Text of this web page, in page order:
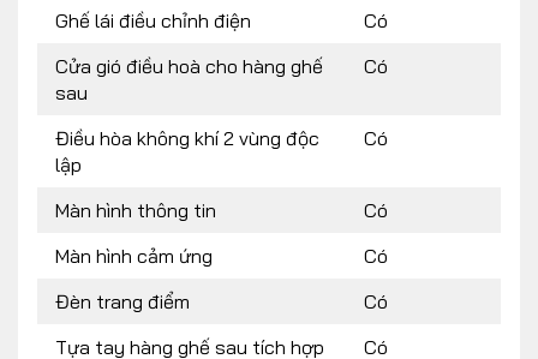
Ghế lái điều chỉnh điện
Có
Cửa gió điều hoà cho hàng ghế
sau
Có
Điều hòa không khí 2 vùng độc
lập
Có
Màn hình thông tin
Có
Màn hình cảm ứng
Có
Đèn trang điểm
Có
Tựa tay hàng ghế sau tích hợp
Có